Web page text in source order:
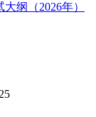
纲（2026年）